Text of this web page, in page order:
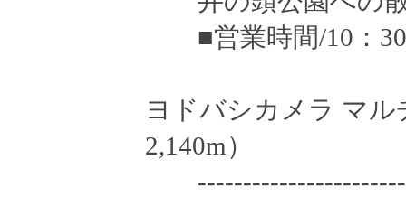
■営業時間/10：30
ヨドバシカメラ マ
2,140m）